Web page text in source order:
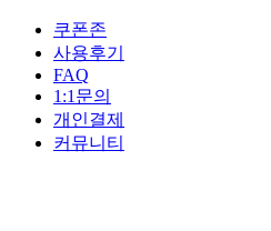
쿠폰존
사용후기
FAQ
1:1문의
개인결제
커뮤니티